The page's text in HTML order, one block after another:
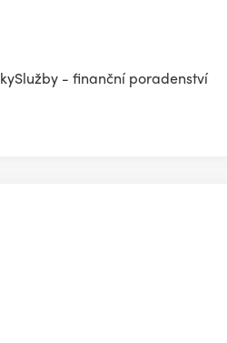
- finanční poradenství